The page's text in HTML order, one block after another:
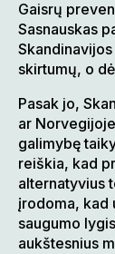
Gaisrų
Sasnauskas
skirtumų, o
Pasak jo,
ar
galimybę
reiškia, kad
alternatyvius
įrodoma, kad
saugumo
aukštesnius